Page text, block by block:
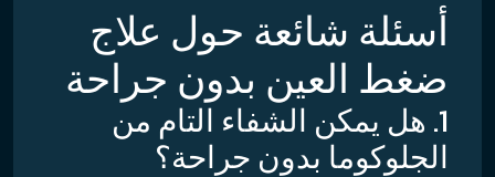
أسئلة شائعة حول علاج
ضغط العين بدون جراحة
1. هل يمكن الشفاء التام من
الجلوكوما بدون جراحة؟